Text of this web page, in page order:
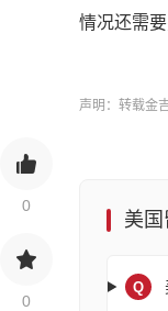
0
0
情况还需
声明：转载金
美
Q